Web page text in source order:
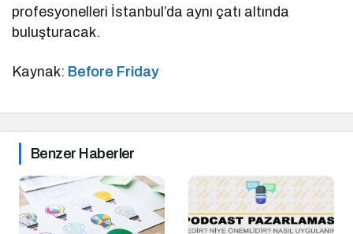
profesyonelleri İstanbul’da aynı çatı altında
buluşturacak.
Kaynak: Before Friday
Benzer Haberler